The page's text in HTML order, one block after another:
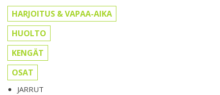
HARJOITUS & VAPAA-AIKA
HUOLTO
KENGÄT
OSAT
JARRUT